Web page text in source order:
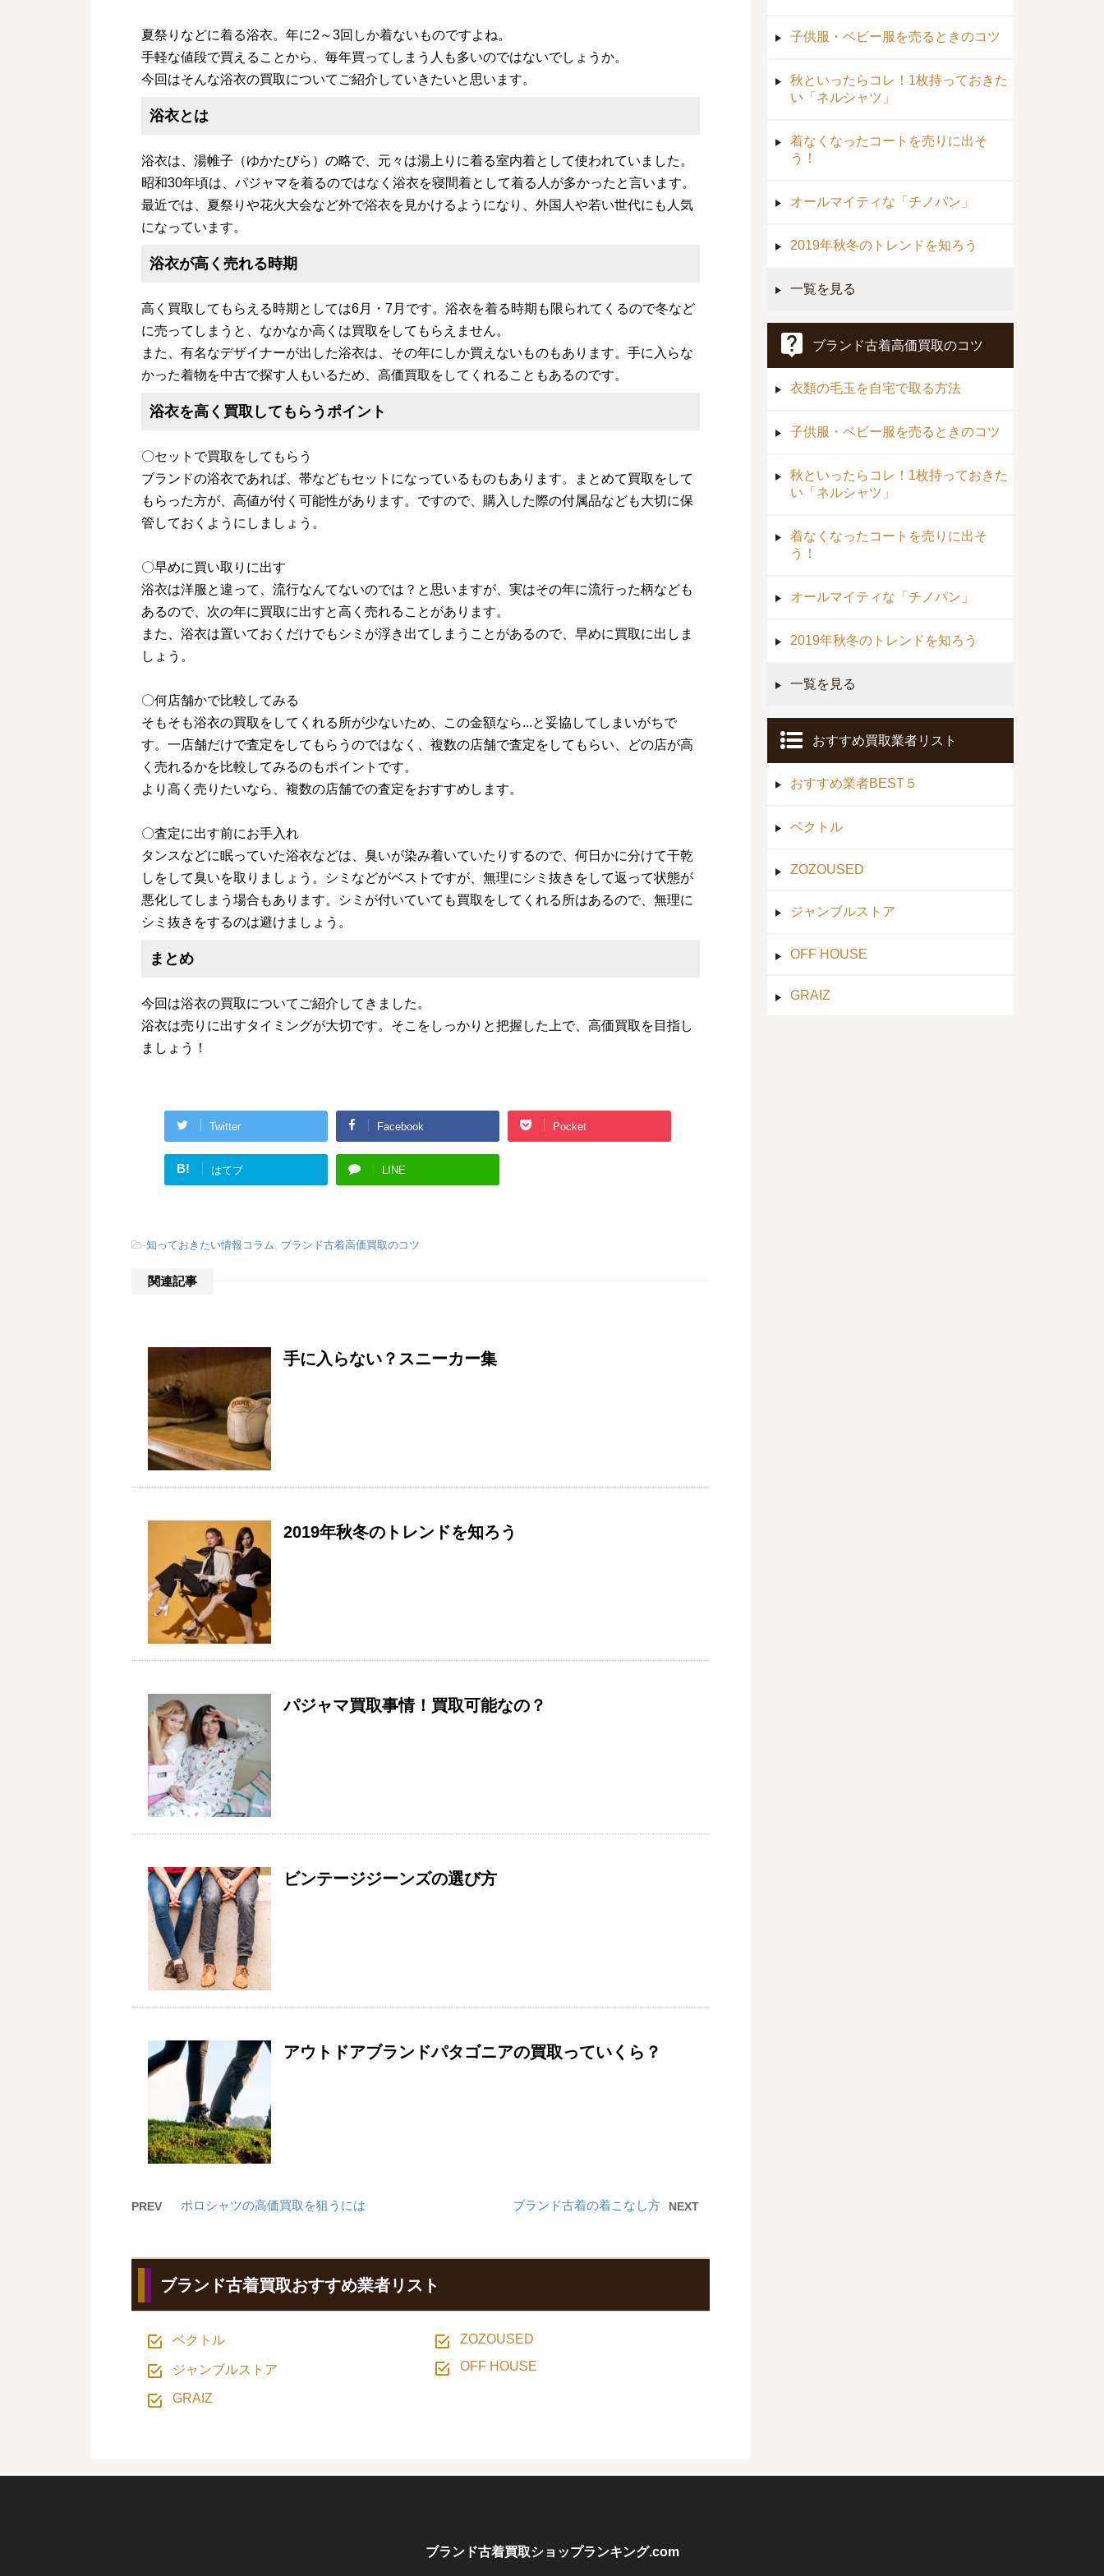
夏祭りなどに着る浴衣。年に2～3回しか着ないものですよね。
手軽な値段で買えることから、毎年買ってしまう人も多いのではないでしょうか。
今回はそんな浴衣の買取についてご紹介していきたいと思います。
浴衣とは
浴衣は、湯帷子（ゆかたびら）の略で、元々は湯上りに着る室内着として使われていました。
昭和30年頃は、パジャマを着るのではなく浴衣を寝間着として着る人が多かったと言います。
最近では、夏祭りや花火大会など外で浴衣を見かけるようになり、外国人や若い世代にも人気
になっています。
浴衣が高く売れる時期
高く買取してもらえる時期としては6月・7月です。浴衣を着る時期も限られてくるので冬など
に売ってしまうと、なかなか高くは買取をしてもらえません。
また、有名なデザイナーが出した浴衣は、その年にしか買えないものもあります。手に入らな
かった着物を中古で探す人もいるため、高価買取をしてくれることもあるのです。
浴衣を高く買取してもらうポイント
〇セットで買取をしてもらう
ブランドの浴衣であれば、帯などもセットになっているものもあります。まとめて買取をして
もらった方が、高値が付く可能性があります。ですので、購入した際の付属品なども大切に保
管しておくようにしましょう。
〇早めに買い取りに出す
浴衣は洋服と違って、流行なんてないのでは？と思いますが、実はその年に流行った柄なども
あるので、次の年に買取に出すと高く売れることがあります。
また、浴衣は置いておくだけでもシミが浮き出てしまうことがあるので、早めに買取に出しま
しょう。
〇何店舗かで比較してみる
そもそも浴衣の買取をしてくれる所が少ないため、この金額なら...と妥協してしまいがちで
す。一店舗だけで査定をしてもらうのではなく、複数の店舗で査定をしてもらい、どの店が高
く売れるかを比較してみるのもポイントです。
より高く売りたいなら、複数の店舗での査定をおすすめします。
〇査定に出す前にお手入れ
タンスなどに眠っていた浴衣などは、臭いが染み着いていたりするので、何日かに分けて干乾
しをして臭いを取りましょう。シミなどがベストですが、無理にシミ抜きをして返って状態が
悪化してしまう場合もあります。シミが付いていても買取をしてくれる所はあるので、無理に
シミ抜きをするのは避けましょう。
まとめ
今回は浴衣の買取についてご紹介してきました。
浴衣は売りに出すタイミングが大切です。そこをしっかりと把握した上で、高価買取を目指し
ましょう！
Twitter Facebook Pocket
B! はてブ LINE
-知っておきたい情報コラム, ブランド古着高価買取のコツ
関連記事
手に入らない？スニーカー集
2019年秋冬のトレンドを知ろう
パジャマ買取事情！買取可能なの？
ビンテージジーンズの選び方
アウトドアブランドパタゴニアの買取っていくら？
PREV ポロシャツの高価買取を狙うには NEXT
ブランド古着の着こなし方
ブランド古着買取おすすめ業者リスト
ベクトル
ジャンブルストア
GRAIZ
ZOZOUSED
OFF HOUSE
子供服・ベビー服を売るときのコツ
秋といったらコレ！1枚持っておきた
い「ネルシャツ」
着なくなったコートを売りに出そ
う！
オールマイティな「チノパン」
2019年秋冬のトレンドを知ろう
一覧を見る
ブランド古着高価買取のコツ
衣類の毛玉を自宅で取る方法
子供服・ベビー服を売るときのコツ
秋といったらコレ！1枚持っておきた
い「ネルシャツ」
着なくなったコートを売りに出そ
う！
オールマイティな「チノパン」
2019年秋冬のトレンドを知ろう
一覧を見る
おすすめ買取業者リスト
おすすめ業者BEST５
ベクトル
ZOZOUSED
ジャンブルストア
OFF HOUSE
GRAIZ
ブランド古着買取ショップランキング.com